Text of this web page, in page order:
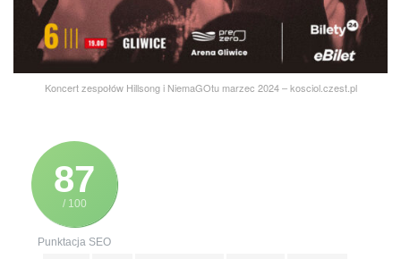
Koncert zespołów Hillsong i NiemaGOtu marzec 2024 – kosciol.czest.pl
87
/ 100
Punktacja SEO